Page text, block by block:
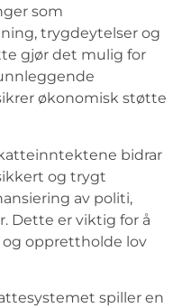
som
‌trygdeytelser og
gjør det mulig for
⁣økonomisk⁣ støtte
⁤bidrar
og ⁢trygt
​av politi,
Dette er viktig for⁣ å
opprettholde lov
‌spiller en⁢